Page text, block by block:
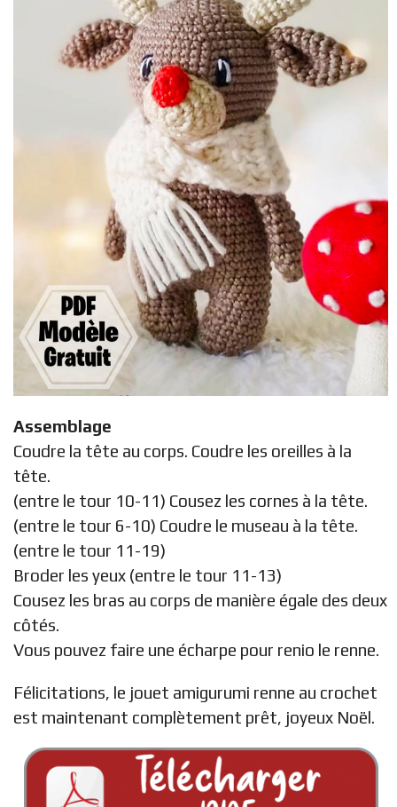
Assemblage
Coudre la tête au corps. Coudre les oreilles à la
tête.
(entre le tour 10-11) Cousez les cornes à la tête.
(entre le tour 6-10) Coudre le museau à la tête.
(entre le tour 11-19)
Broder les yeux (entre le tour 11-13)
Cousez les bras au corps de manière égale des deux
côtés.
Vous pouvez faire une écharpe pour renio le renne.
Félicitations, le jouet amigurumi renne au crochet
est maintenant complètement prêt, joyeux Noël.